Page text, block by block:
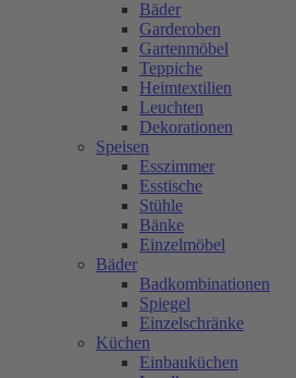
Bäder
Garderoben
Gartenmöbel
Teppiche
Heimtextilien
Leuchten
Dekorationen
Speisen
Esszimmer
Esstische
Stühle
Bänke
Einzelmöbel
Bäder
Badkombinationen
Spiegel
Einzelschränke
Küchen
Einbauküchen